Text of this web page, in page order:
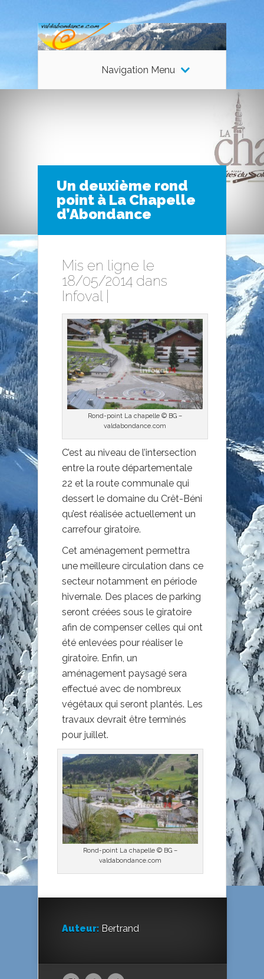
Navigation Menu
Un deuxième rond
point à La Chapelle
d’Abondance
Mis en ligne le
18/05/2014 dans
Infoval
Rond-point La chapelle © BG –
valdabondance.com
C’est au niveau de l’intersection
entre la route départementale
22 et la route communale qui
dessert le domaine du Crêt-Béni
qu’est réalisée actuellement un
carrefour giratoire.
Cet aménagement permettra
une meilleure circulation dans ce
secteur notamment en période
hivernale. Des places de parking
seront créées sous le giratoire
afin de compenser celles qui ont
été enlevées pour réaliser le
giratoire. Enfin, un
aménagement paysagé sera
effectué avec de nombreux
végétaux qui seront plantés. Les
travaux devrait être terminés
pour juillet.
Rond-point La chapelle © BG –
valdabondance.com
Auteur: Bertrand